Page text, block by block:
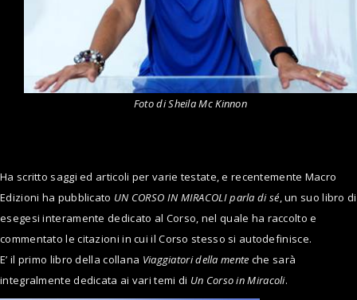
Foto di Sheila Mc Kinnon
Ha scritto saggi ed articoli per varie testate, e recentemente Macro
Edizioni ha pubblicato UN CORSO IN MIRACOLI parla di sé , un suo libro di
esegesi interamente dedicato al Corso, nel quale ha raccolto e
commentato le citazioni in cui il Corso stesso si autodefinisce.
E’ il primo libro della collana Viaggiatori della mente che sarà
integralmente dedicata ai vari temi di Un Corso in Miracoli.